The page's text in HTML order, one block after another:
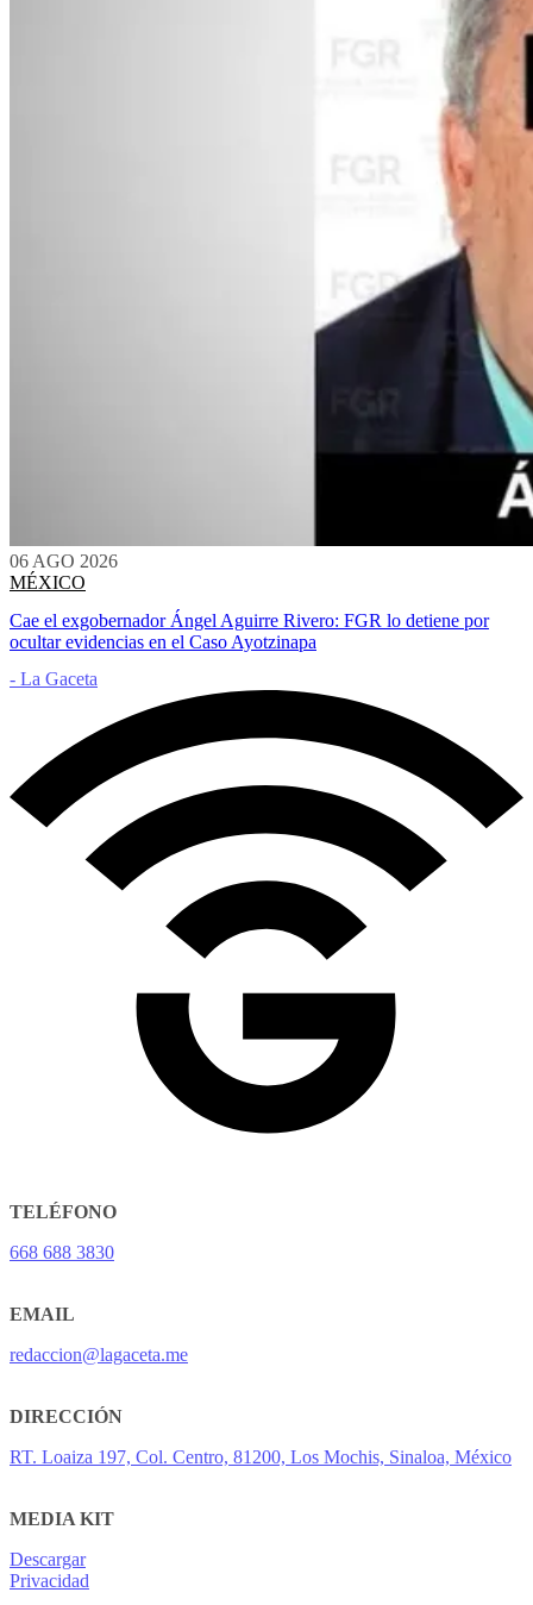
06 AGO 2026
MÉXICO
Cae el exgobernador Ángel Aguirre Rivero: FGR lo detiene por
ocultar evidencias en el Caso Ayotzinapa
- La Gaceta
TELÉFONO
668 688 3830
EMAIL
redaccion@lagaceta.me
DIRECCIÓN
RT. Loaiza 197, Col. Centro, 81200, Los Mochis, Sinaloa, México
MEDIA KIT
Descargar
Privacidad